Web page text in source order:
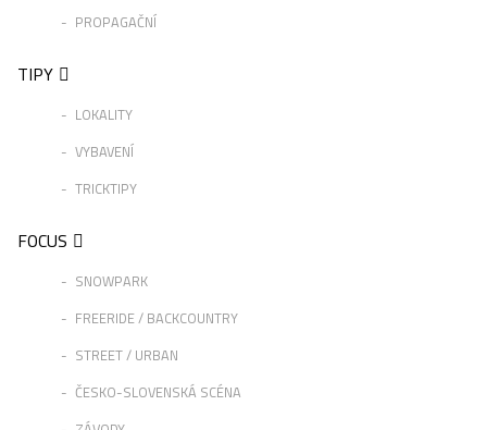
PROPAGAČNÍ
TIPY
LOKALITY
VYBAVENÍ
TRICKTIPY
FOCUS
SNOWPARK
FREERIDE / BACKCOUNTRY
STREET / URBAN
ČESKO-SLOVENSKÁ SCÉNA